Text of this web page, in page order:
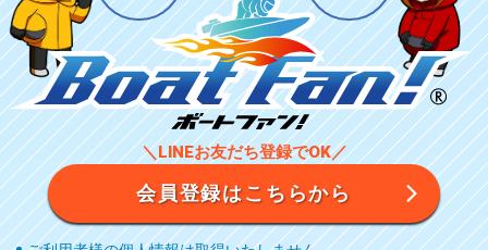
＼LINEお友だち登録でOK／
会員登録はこちらから